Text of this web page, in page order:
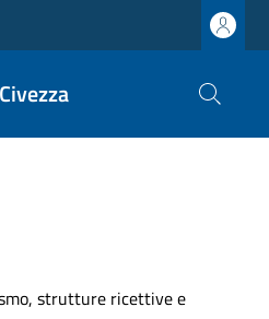
strutture ricettive e